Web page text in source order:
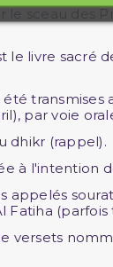
sceau des
par voie
dhikr (rappel).
à
appelés